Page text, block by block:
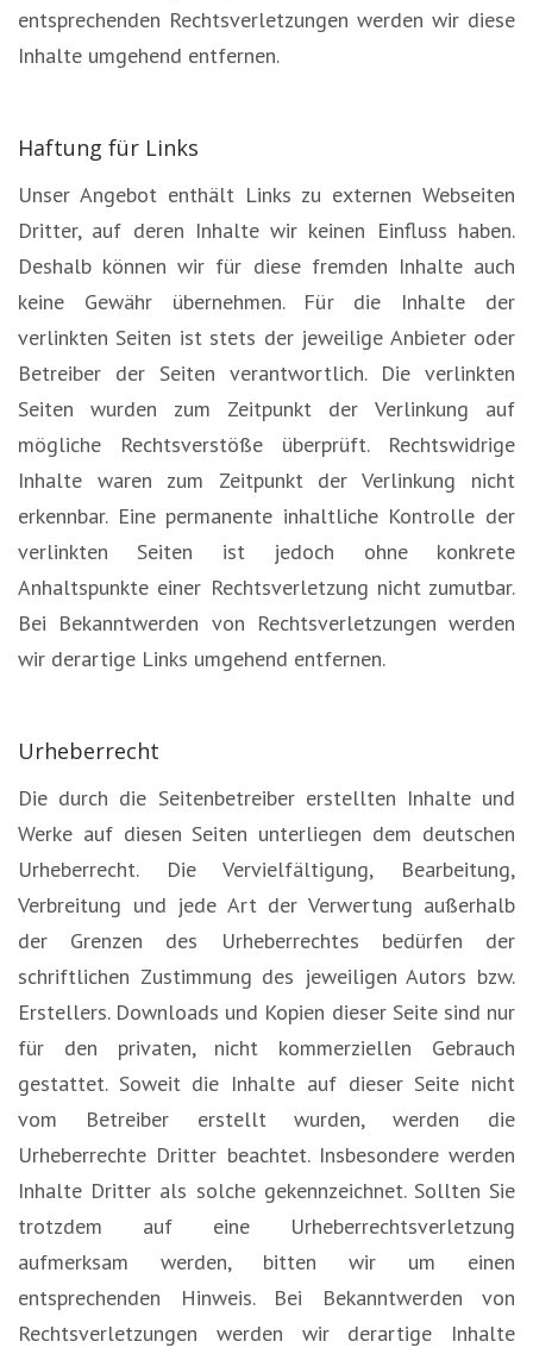
entsprechenden Rechtsverletzungen werden wir diese
Inhalte umgehend entfernen.
Haftung für Links
Unser Angebot enthält Links zu externen Webseiten
Dritter, auf deren Inhalte wir keinen Einfluss haben.
Deshalb können wir für diese fremden Inhalte auch
keine Gewähr übernehmen. Für die Inhalte der
verlinkten Seiten ist stets der jeweilige Anbieter oder
Betreiber der Seiten verantwortlich. Die verlinkten
Seiten wurden zum Zeitpunkt der Verlinkung auf
mögliche Rechtsverstöße überprüft. Rechtswidrige
Inhalte waren zum Zeitpunkt der Verlinkung nicht
erkennbar. Eine permanente inhaltliche Kontrolle der
verlinkten Seiten ist jedoch ohne konkrete
Anhaltspunkte einer Rechtsverletzung nicht zumutbar.
Bei Bekanntwerden von Rechtsverletzungen werden
wir derartige Links umgehend entfernen.
Urheberrecht
Die durch die Seitenbetreiber erstellten Inhalte und
Werke auf diesen Seiten unterliegen dem deutschen
Urheberrecht. Die Vervielfältigung, Bearbeitung,
Verbreitung und jede Art der Verwertung außerhalb
der Grenzen des Urheberrechtes bedürfen der
schriftlichen Zustimmung des jeweiligen Autors bzw.
Erstellers. Downloads und Kopien dieser Seite sind nur
für den privaten, nicht kommerziellen Gebrauch
gestattet. Soweit die Inhalte auf dieser Seite nicht
vom Betreiber erstellt wurden, werden die
Urheberrechte Dritter beachtet. Insbesondere werden
Inhalte Dritter als solche gekennzeichnet. Sollten Sie
trotzdem auf eine Urheberrechtsverletzung
aufmerksam werden, bitten wir um einen
entsprechenden Hinweis. Bei Bekanntwerden von
Rechtsverletzungen werden wir derartige Inhalte